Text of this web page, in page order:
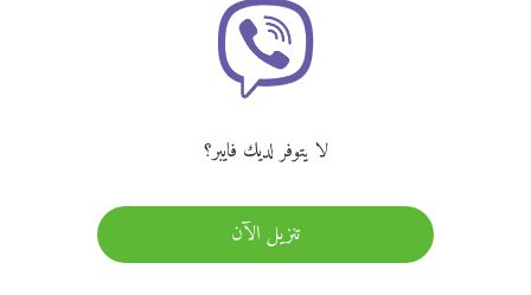
لا يتوفر لديك فايبر؟
تنزيل الآن